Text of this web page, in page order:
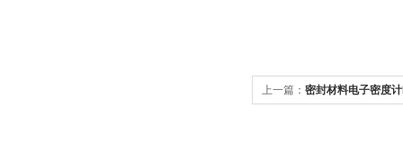
上一篇： 密封材料电子密度